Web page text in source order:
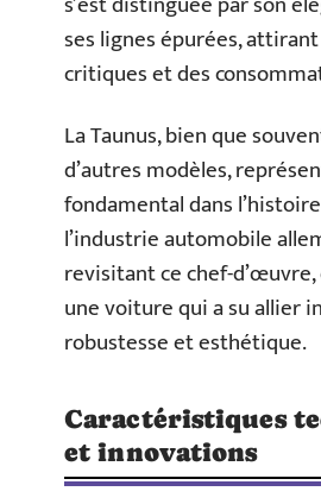
ses lignes épurées,
critiques et des
La Taunus, bien que
d’autres modèles,
fondamental dans
l’industrie automobile
revisitant ce chef-
une voiture qui a su allier
robustesse et esthétique.
Caractéristiques
et innovations